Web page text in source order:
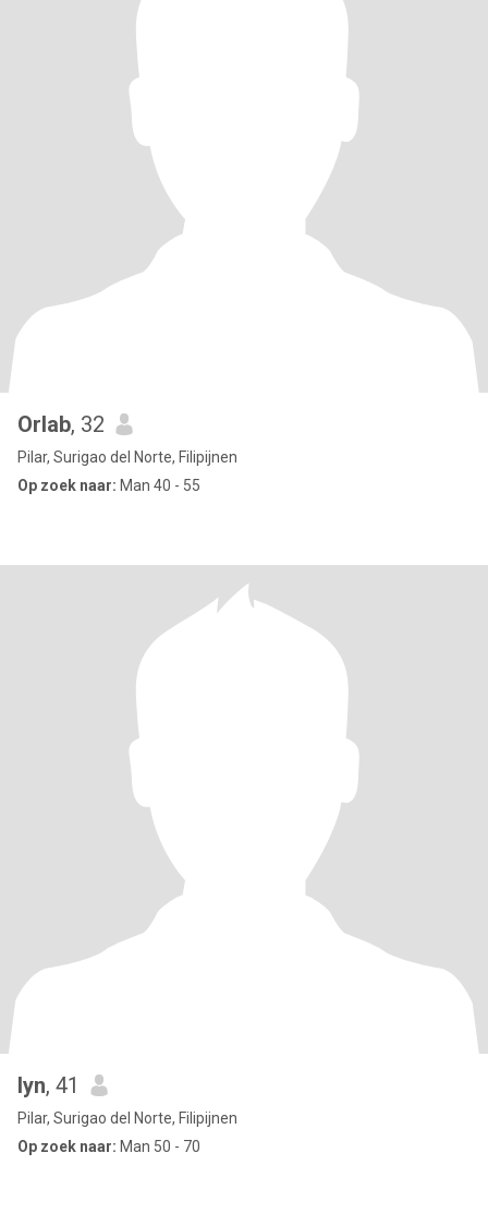
Orlab, 32
Pilar, Surigao del Norte, Filipijnen
Op zoek naar: Man 40 - 55
lyn, 41
Pilar, Surigao del Norte, Filipijnen
Op zoek naar: Man 50 - 70